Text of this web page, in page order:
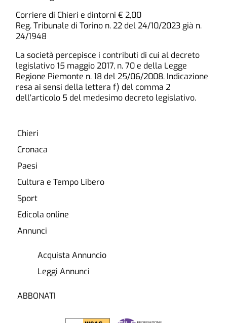
Corriere di Chieri e dintorni € 2,00
Reg. Tribunale di Torino n. 22 del 24/10/2023 già n.
24/1948
La società percepisce i contributi di cui al decreto
legislativo 15 maggio 2017, n. 70 e della Legge
Regione Piemonte n. 18 del 25/06/2008. Indicazione
resa ai sensi della lettera f) del comma 2
dell’articolo 5 del medesimo decreto legislativo.
Chieri
Cronaca
Paesi
Cultura e Tempo Libero
Sport
Edicola online
Annunci
Acquista Annuncio
Leggi Annunci
ABBONATI